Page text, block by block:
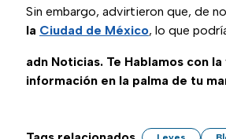
Sin embargo, advirtieron que, de
la Ciudad de México, lo que
adn Noticias. Te Hablamos con
información en la palma de tu